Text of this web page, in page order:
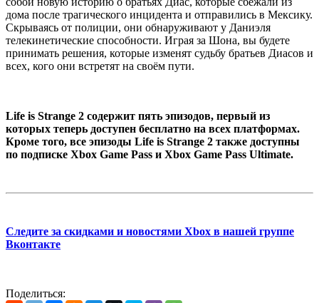
дома после трагического инцидента и отправились в Мексику.
Скрываясь от полиции, они обнаруживают у Даниэля
телекинетические способности. Играя за Шона, вы будете
принимать решения, которые изменят судьбу братьев Диасов и
всех, кого они встретят на своём пути.
Life is Strange 2 содержит пять эпизодов, первый из
которых теперь доступен бесплатно на всех платформах.
Кроме того, все эпизоды Life is Strange 2 также доступны
по подписке Xbox Game Pass и Xbox Game Pass Ultimate.
Следите за скидками и новостями Xbox в нашей группе
Вконтакте
Поделиться: